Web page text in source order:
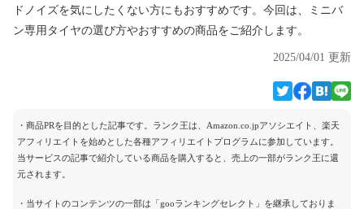
ドノイズを気にしたくない方にもおすすめです。今回は、ミニバ
ン専用タイヤの選び方やおすすめの商品をご紹介します。
2025/04/01 更新
・商品PRを目的とした記事です。ランク王は、Amazon.co.jpアソシエイト、楽天
アフィリエイトを始めとした各種アフィリエイトプログラムに参加しています。
当サービスの記事で紹介している商品を購入すると、売上の一部がランク王に還
元されます。
・当サイトのコンテンツの一部は「gooランキングセレクト」を継承しておりま